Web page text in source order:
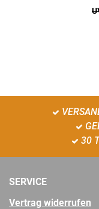
30
SERVICE
Vertrag widerrufen